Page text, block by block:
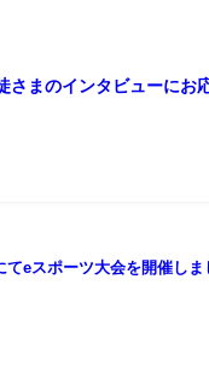
さまのインタビューにお
てeスポーツ大会を開催しま